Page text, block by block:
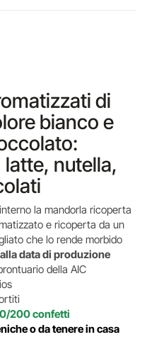
di
bianco e
nutella,
la mandorla ricoperta
e ricoperta da un
che lo rende morbido
data di produzione
della AIC
200 confetti
oda tenere in casa